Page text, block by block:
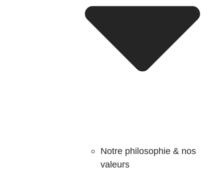
Notre philosophie & nos
valeurs